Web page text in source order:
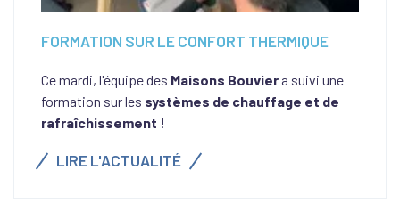
FORMATION SUR LE CONFORT THERMIQUE
Ce mardi, l'équipe des Maisons Bouvier a suivi une
formation sur les systèmes de chauffage et de
rafraîchissement !
LIRE L'ACTUALITÉ